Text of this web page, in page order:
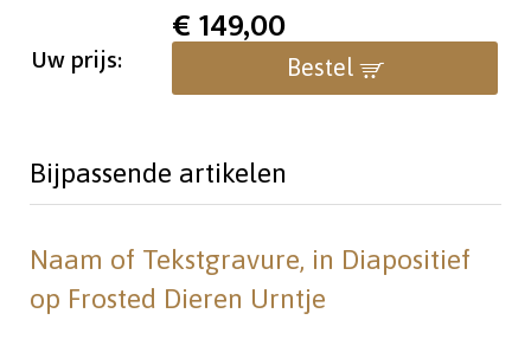
Uw prijs:
€149,00
Bestel
Bijpassende artikelen
Naam of Tekstgravure, in Diapositief
op Frosted Dieren Urntje